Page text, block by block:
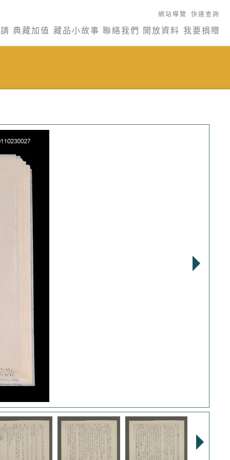
網站導覽 快速查詢
典藏加值 藏品小故事 聯絡我們 開放資料 我要捐贈